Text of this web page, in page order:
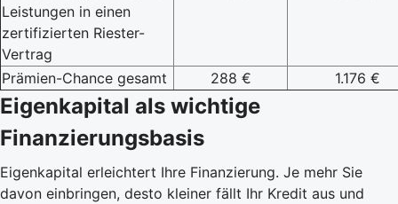
Leistungen in einen
zertifizierten Riester-
Vertrag
Prämien-Chance gesamt 288 € 1.176 €
Eigenkapital als wichtige
Finanzierungsbasis
Eigenkapital erleichtert Ihre Finanzierung. Je mehr Sie
davon einbringen, desto kleiner fällt Ihr Kredit aus und